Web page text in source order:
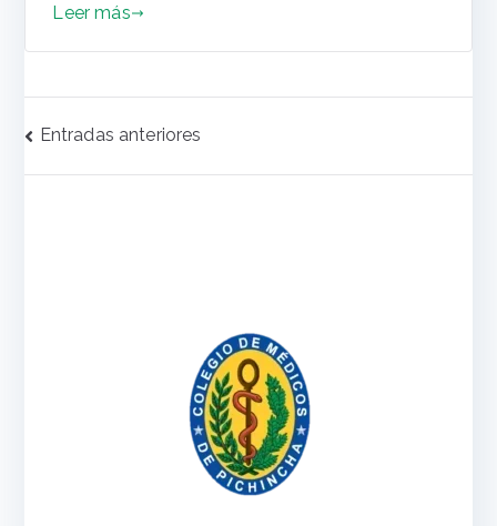
Leer más
Navegación
entradas
Entradas anteriores